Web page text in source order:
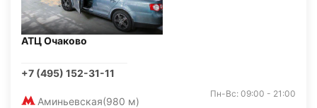
АТЦ Очаково
+7 (495) 152-31-11
Аминьевская(980 м)
Пн-Вс: 09:00 - 21:00